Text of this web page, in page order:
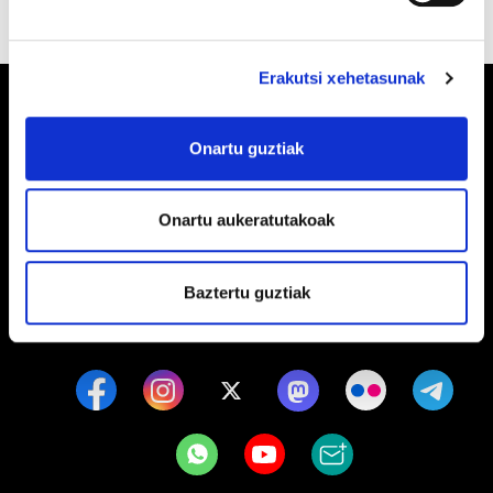
Erakutsi xehetasunak
Onartu guztiak
Onartu aukeratutakoak
Baztertu guztiak
Tel:944 03 77 00